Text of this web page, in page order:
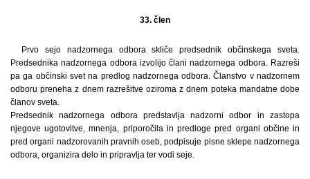
33. člen
Prvo sejo nadzornega odbora skliče predsednik občinskega sveta.
Predsednika nadzornega odbora izvolijo člani nadzornega odbora. Razreši
pa ga občinski svet na predlog nadzornega odbora. Članstvo v nadzornem
odboru preneha z dnem razrešitve oziroma z dnem poteka mandatne dobe
članov sveta.
Predsednik nadzornega odbora predstavlja nadzorni odbor in zastopa
njegove ugotovitve, mnenja, priporočila in predloge pred organi občine in
pred organi nadzorovanih pravnih oseb, podpisuje pisne sklepe nadzornega
odbora, organizira delo in pripravlja ter vodi seje.